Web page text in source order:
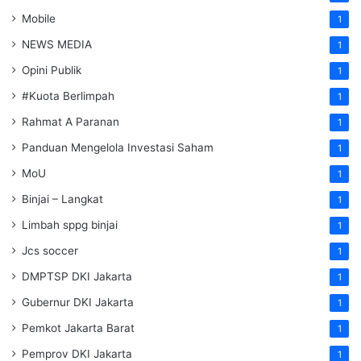
Mobile 1
NEWS MEDIA 1
Opini Publik 1
#Kuota Berlimpah 1
Rahmat A Paranan 1
Panduan Mengelola Investasi Saham 1
MoU 1
Binjai – Langkat 1
Limbah sppg binjai 1
Jcs soccer 1
DMPTSP DKI Jakarta 1
Gubernur DKI Jakarta 1
Pemkot Jakarta Barat 1
Pemprov DKI Jakarta 1